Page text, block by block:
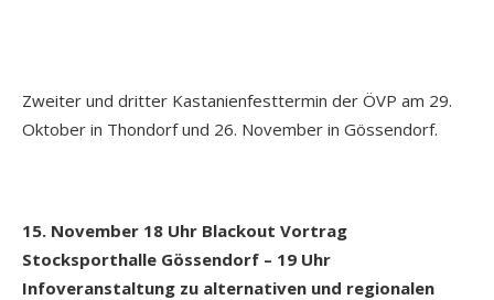
Zweiter und dritter Kastanienfesttermin der ÖVP am 29.
Oktober in Thondorf und 26. November in Gössendorf.
15. November 18 Uhr Blackout Vortrag
Stocksporthalle Gössendorf – 19 Uhr
Infoveranstaltung zu alternativen und regionalen